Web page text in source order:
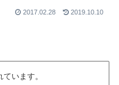
2017.02.28 2019.10.10
います。